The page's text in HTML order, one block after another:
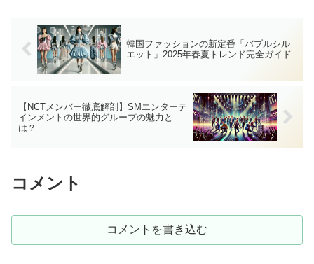
韓国ファッションの新定番「バブルシル
エット」2025年春夏トレンド完全ガイド
【NCTメンバー徹底解剖】SMエンターテ
インメントの世界的グループの魅力と
は？
コメント
コメントを書き込む